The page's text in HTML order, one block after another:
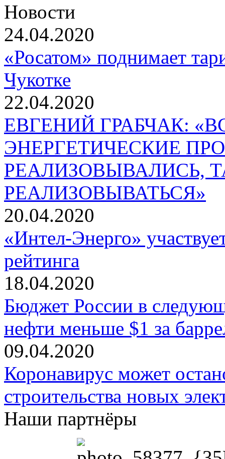
Новости
24.04.2020
«Росатом» поднимает
Чукотке
22.04.2020
ЕВГЕНИЙ ГРАБЧАК:
ЭНЕРГЕТИЧЕСКИЕ
РЕАЛИЗОВЫВАЛИСЬ,
РЕАЛИЗОВЫВАТЬСЯ»
20.04.2020
«Интел-Энерго»
рейтинга
18.04.2020
Бюджет России в
нефти меньше $1 за
09.04.2020
Коронавирус может
строительства новых
Наши партнёры